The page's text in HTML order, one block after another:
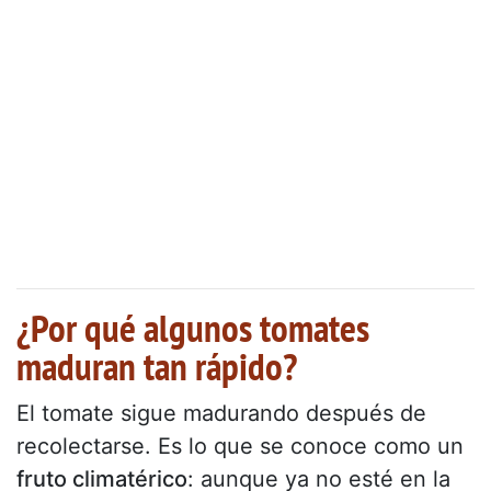
¿Por qué algunos tomates
maduran tan rápido?
El tomate sigue madurando después de
recolectarse. Es lo que se conoce como un
fruto climatérico: aunque ya no esté en la